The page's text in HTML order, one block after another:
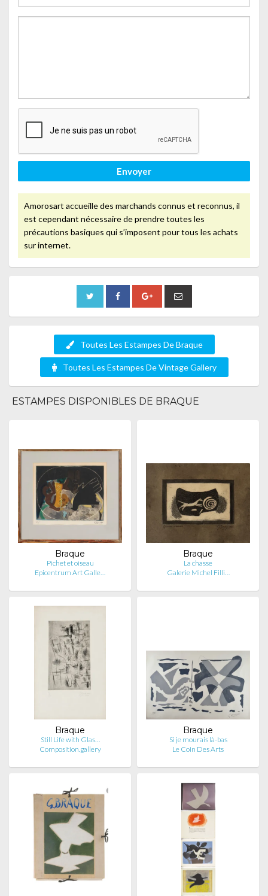
Envoyer
Amorosart accueille des marchands connus et reconnus, il
est cependant nécessaire de prendre toutes les
précautions basiques qui s’imposent pour tous les achats
sur internet.
Toutes Les Estampes De Braque
Toutes Les Estampes De Vintage Gallery
ESTAMPES DISPONIBLES DE BRAQUE
Braque
Pichet et oiseau
Epicentrum Art Galle…
Braque
La chasse
Galerie Michel Filli…
Braque
Still Life with Glas…
Composition.gallery
Braque
Si je mourais là-bas
Le Coin Des Arts